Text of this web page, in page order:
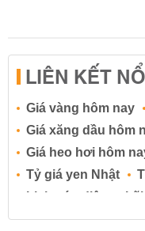
LIÊN KẾT
Giá vàng hôm nay
Giá xăng dầu hôm
Giá heo hơi hôm
Tỷ giá yen Nhật
Lịch cúp điện
Lãi suất tiết kiệm